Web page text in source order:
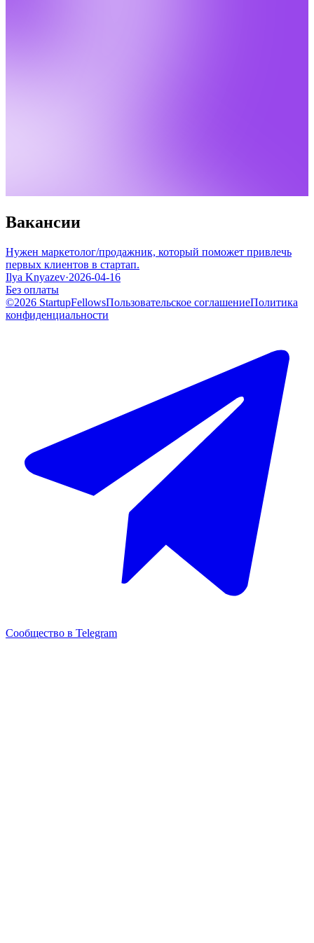
Вакансии
Нужен маркетолог/продажник, который поможет привлечь
первых клиентов в стартап.
Ilya Knyazev·2026-04-16
Без оплаты
©2026 StartupFellowsПользовательское соглашениеПолитика
конфиденциальности
Сообщество в Telegram